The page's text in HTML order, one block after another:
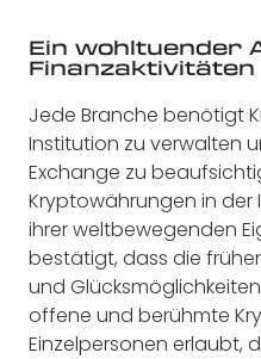
Ein wohltuender
Finanzaktivitäten
Jede Branche benötigt
Institution zu verwalten
Exchange zu
Kryptowährungen in
ihrer weltbewegenden
bestätigt, dass die
und
offene und berühmte
Einzelpersonen erlaubt,